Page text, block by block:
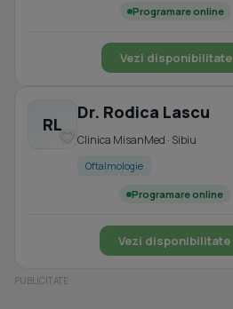
Programare online
Vezi disponibilitate
RL
Dr. Rodica Lascu
Clinica MisanMed · Sibiu
Oftalmologie
Programare online
Vezi disponibilitate